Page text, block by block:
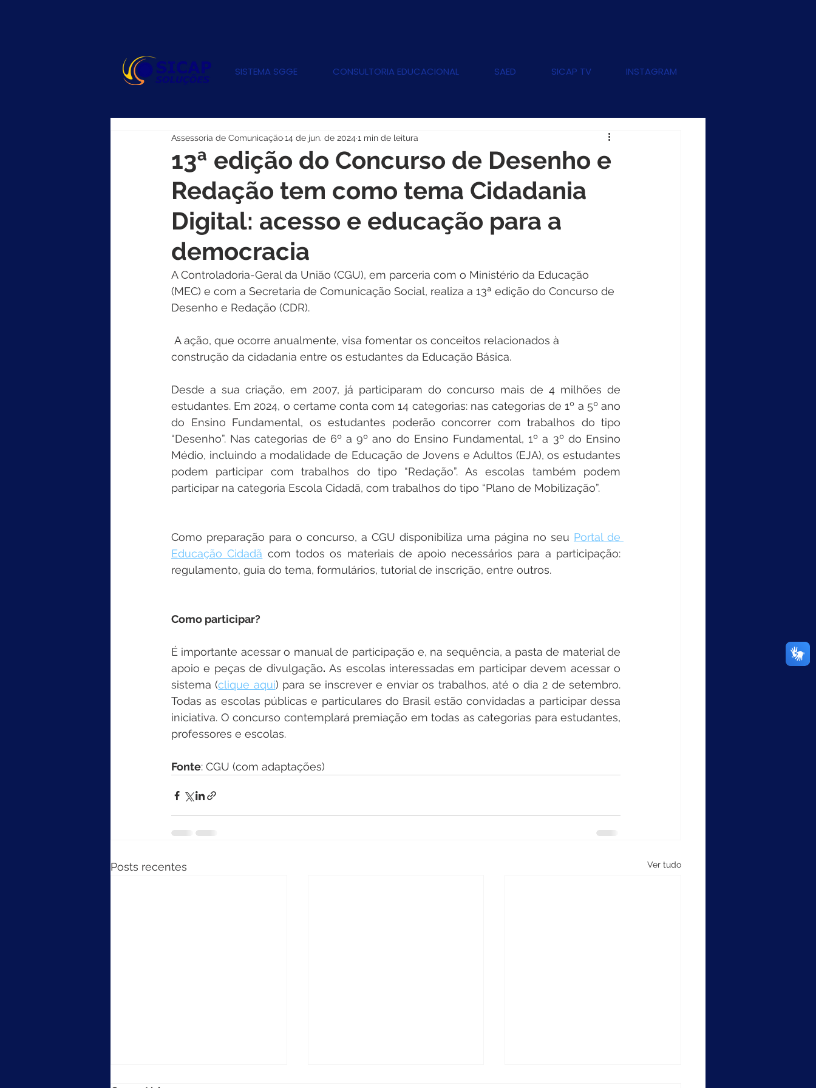
SISTEMA SGGE CONSULTORIA EDUCACIONAL SAED SICAP TV INSTAGRAM
13ª edição do Concurso de Desenho e
Redação tem como tema Cidadania
Digital: acesso e educação para a
democracia
Assessoria de Comunicação14 de jun. de 2024 1 min de leitura
A Controladoria-Geral da União (CGU), em parceria com o Ministério da Educação
(MEC) e com a Secretaria de Comunicação Social, realiza a 13ª edição do Concurso de
Desenho e Redação (CDR).
construção da cidadania entre os estudantes da Educação Básica.
Desde a sua criação, em 2007, já participaram do concurso mais de 4 milhões de
estudantes. Em 2024, o certame conta com 14 categorias: nas categorias de 1º a 5º ano
do Ensino Fundamental, os estudantes poderão concorrer com trabalhos do tipo
“Desenho”. Nas categorias de 6º a 9º ano do Ensino Fundamental, 1º a 3º do Ensino
Médio, incluindo a modalidade de Educação de Jovens e Adultos (EJA), os estudantes
podem participar com trabalhos do tipo “Redação”. As escolas também podem
participar na categoria Escola Cidadã, com trabalhos do tipo “Plano de Mobilização”.
Como preparação para o concurso, a CGU disponibiliza uma página no seu Portal de
Educação Cidadã com todos os materiais de apoio necessários para a participação:
regulamento, guia do tema, formulários, tutorial de inscrição, entre outros.
Como participar?
É importante acessar o manual de participação e, na sequência, a pasta de material de
apoio e peças de divulgação. As escolas interessadas em participar devem acessar o
sistema (clique aqui) para se inscrever e enviar os trabalhos, até o dia 2 de setembro.
Todas as escolas públicas e particulares do Brasil estão convidadas a participar dessa
iniciativa. O concurso contemplará premiação em todas as categorias para estudantes,
professores e escolas.
Fonte: CGU (com adaptações)
Posts recentes Ver tudo